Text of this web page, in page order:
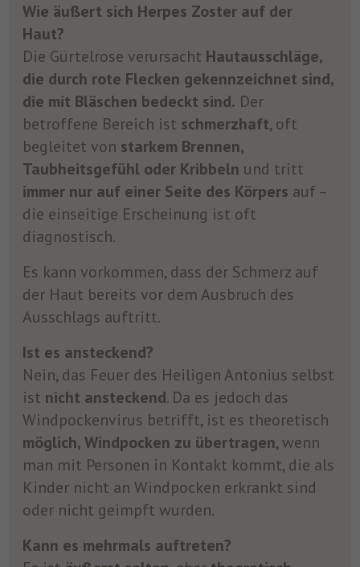
Wie äußert sich Herpes Zoster auf der
Haut?
Die Gürtelrose verursacht Hautausschläge,
die durch rote Flecken gekennzeichnet sind,
die mit Bläschen bedeckt sind. Der
betroffene Bereich ist schmerzhaft, oft
begleitet von starkem Brennen,
Taubheitsgefühl oder Kribbeln und tritt
immer nur auf einer Seite des Körpers auf –
die einseitige Erscheinung ist oft
diagnostisch.
Es kann vorkommen, dass der Schmerz auf
der Haut bereits vor dem Ausbruch des
Ausschlags auftritt.
Ist es ansteckend?
Nein, das Feuer des Heiligen Antonius selbst
ist nicht ansteckend. Da es jedoch das
Windpockenvirus betrifft, ist es theoretisch
möglich, Windpocken zu übertragen, wenn
man mit Personen in Kontakt kommt, die als
Kinder nicht an Windpocken erkrankt sind
oder nicht geimpft wurden.
Kann es mehrmals auftreten?